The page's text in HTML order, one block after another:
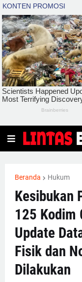
Beranda Hukum
Kesibukan
125 Kodim
Update
Fisik dan
Dilakukan